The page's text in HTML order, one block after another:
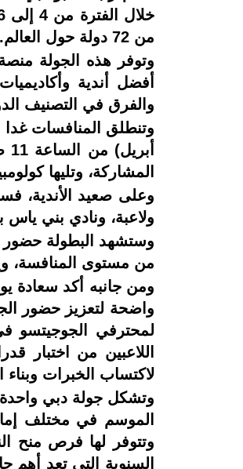
من 72 دولة حول العالم.
وتوفر هذه الجولة منصة
أفضل أندية
والفرق في التصنيف
المشاركة، وتليها
ولاعبة، ونادي بني ياس بـ53 لاعباً ولاعبة، ما يعكس الحضور القوي للأندية المحلية واستعدادها للمنافسة في مختلف
وستشهد البطولة حضور
من مستوى المنافسة،
ومن جانبه أكد سعادة
واضحة لتعزيز حضور
لمحترفي الجوجيتسو
اللاعبين من اختبار
لاكتساب الخبرات
وتشكل جولة دبي واحدة
الموسم في مختلف
وتتوفر لها فرص منح
السنوية التي تعد